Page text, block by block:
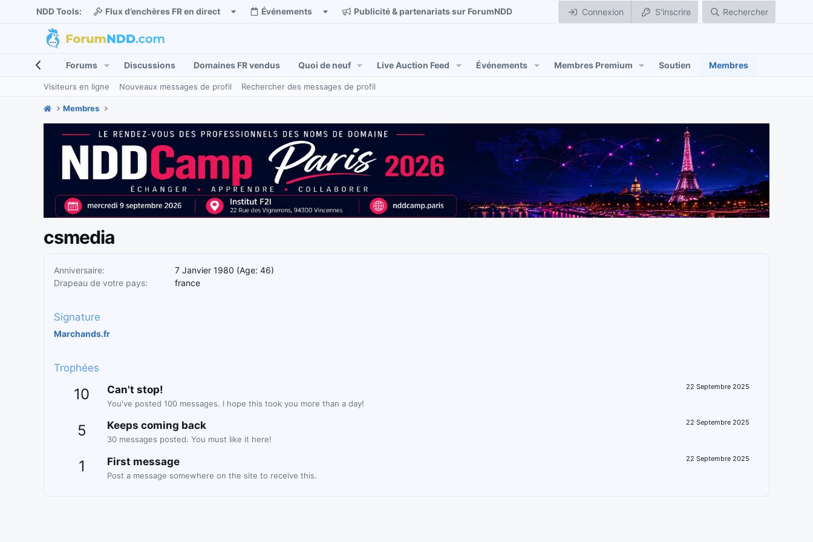
NDD Tools: Flux d’enchères FR en direct Événements Publicité & partenariats sur ForumNDD Connexion S'inscrire Rechercher
Forums Discussions Domaines FR vendus Quoi de neuf Live Auction Feed Événements Membres Premium Soutien Membres
Visiteurs en ligne Nouveaux messages de profil Rechercher des messages de profil
Membres
csmedia
Anniversaire
7 Janvier 1980 (Age: 46)
Drapeau de votre pays
france
Signature
Marchands.fr
Trophées
10 22 Septembre 2025
Can't stop!
You've posted 100 messages. I hope this took you more than a day!
5 22 Septembre 2025
Keeps coming back
30 messages posted. You must like it here!
1 22 Septembre 2025
First message
Post a message somewhere on the site to receive this.